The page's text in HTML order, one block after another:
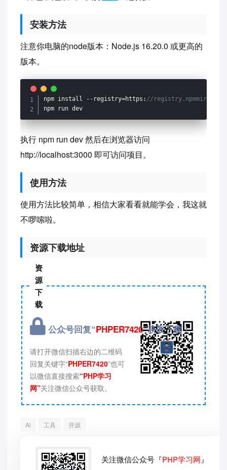
安装方法
注意你电脑的node版本：Node.js 16.20.0 或更高的
版本。
npm install -- registry=https : //
npm run dev
执行 npm run dev 然后在浏览器访问
http://localhost:3000 即可访问项目。
使用方法
使用方法比较简单，相信大家看看就能学会，我这就
不啰嗦啦。
资源下载地址
资
源
下
载
公众号回复“PHPER7420”获取下载！
请打开微信扫描右边的二维码
回复关键字“PHPER7420”也可
以微信直接搜索“PHP学习
网”关注微信公众号获取。
Ai 工具 开源
关注微信公众号『PHP学习网 』